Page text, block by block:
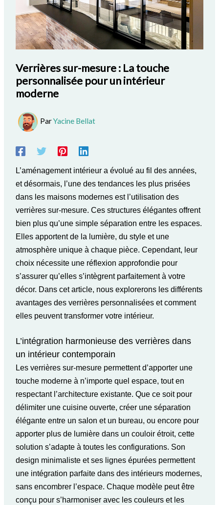
Verrières sur-mesure : La touche
personnalisée pour un intérieur
moderne
ParYacine Bellat
L’aménagement intérieur a évolué au fil des années,
et désormais, l’une des tendances les plus prisées
dans les maisons modernes est l’utilisation des
verrières sur-mesure. Ces structures élégantes offrent
bien plus qu’une simple séparation entre les espaces.
Elles apportent de la lumière, du style et une
atmosphère unique à chaque pièce. Cependant, leur
choix nécessite une réflexion approfondie pour
s’assurer qu’elles s’intègrent parfaitement à votre
décor. Dans cet article, nous explorerons les différents
avantages des verrières personnalisées et comment
elles peuvent transformer votre intérieur.
L’intégration harmonieuse des verrières dans
un intérieur contemporain
Les verrières sur-mesure permettent d’apporter une
touche moderne à n’importe quel espace, tout en
respectant l’architecture existante. Que ce soit pour
délimiter une cuisine ouverte, créer une séparation
élégante entre un salon et un bureau, ou encore pour
apporter plus de lumière dans un couloir étroit, cette
solution s’adapte à toutes les configurations. Son
design minimaliste et ses lignes épurées permettent
une intégration parfaite dans des intérieurs modernes,
sans encombrer l’espace. Chaque modèle peut être
conçu pour s’harmoniser avec les couleurs et les